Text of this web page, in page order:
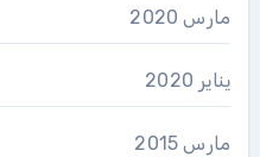
مارس 2020
يناير 2020
مارس 2015